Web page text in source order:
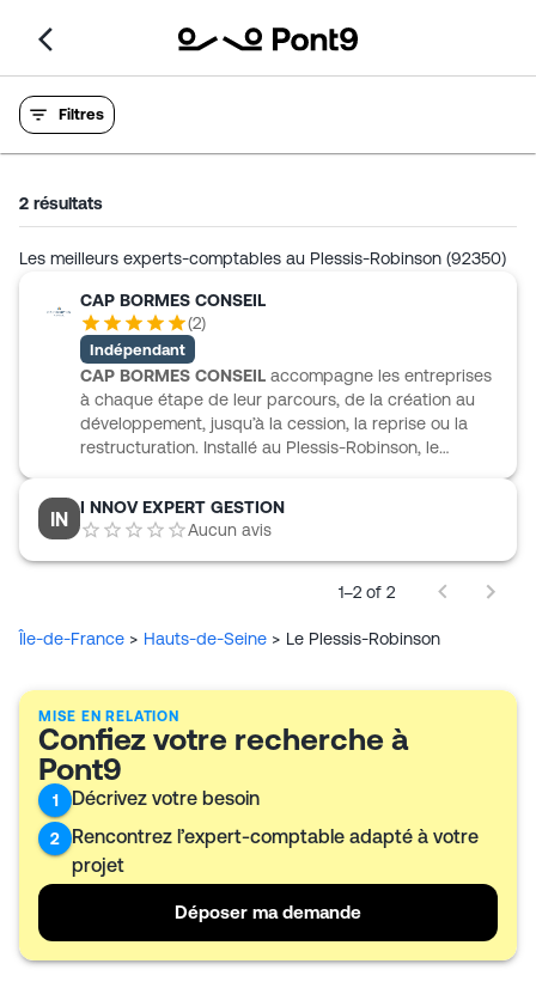
Filtres
2 résultats
Les meilleurs experts-comptables au Plessis-Robinson (92350)
CAP BORMES CONSEIL
(2)
Indépendant
CAP BORMES CONSEIL accompagne les entreprises
à chaque étape de leur parcours, de la création au
développement, jusqu’à la cession, la reprise ou la
restructuration. Installé au Plessis-Robinson, le
dirigeants de PME, d’ETI et aux directions de groupe.
Son intervention couvre la comptabilité, la fiscalité, le
juridique, la paie et le social, avec des missions de
conseil en gestion, pilotage d’entreprise, recherche
intervient également sur des sujets plus techniques
IFRS.
IN
I NNOV EXPERT GESTION
Aucun avis
1–2 of 2
Île-de-France > Hauts-de-Seine > Le Plessis-Robinson
MISE EN RELATION
Confiez votre recherche à
Pont9
1 Décrivez votre besoin
2
Rencontrez l’expert-comptable adapté à votre
projet
Déposer ma demande